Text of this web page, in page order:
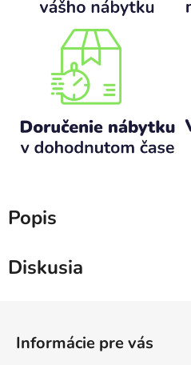
Popis
Diskusia
Informácie pre vás